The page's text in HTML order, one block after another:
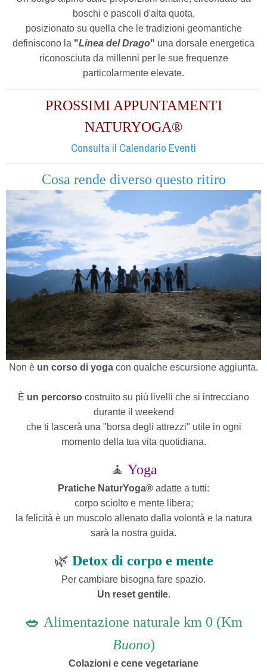
boschi e pascoli d'alta quota,
posizionato su quella che le tradizioni geomantiche
definiscono la "Linea del Drago" una dorsale energetica
riconosciuta da millenni per le sue frequenze
particolarmente elevate.
PROSSIMI APPUNTAMENTI
NATURYOGA®
Consulta il Calendario Eventi
Cosa rende diverso questo ritiro
Non è un corso di yoga con qualche escursione aggiunta.
È un percorso costruito su più livelli che si intrecciano
durante il weekend
che ti lascerà una "borsa degli attrezzi" utile in ogni
momento della tua vita quotidiana.
🧘 Yoga
Pratiche NaturYoga® adatte a tutti:
corpo sciolto e mente libera;
la felicità è un muscolo allenato dalla volontà e la natura
sarà la nostra guida.
🌿 Detox di corpo e mente
Per cambiare bisogna fare spazio.
Un reset gentile.
🥗 Alimentazione naturale km 0 (Km
Buono)
Colazioni e cene vegetariane